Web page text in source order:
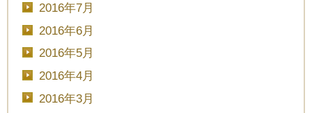
2016年7月
2016年6月
2016年5月
2016年4月
2016年3月